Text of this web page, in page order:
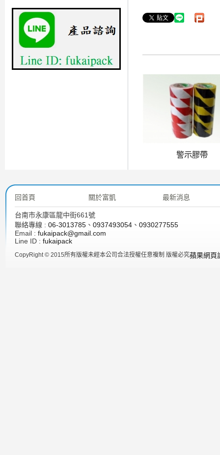
警示膠帶
回首頁 關於富凱 最新消息
台南市永康區龍中街661號
聯絡專線 : 06-3013785 、 0937493054 、 0930277555
Email : fukaipack@gmail.com
Line ID : fukaipack
CopyRight © 2015所有版權未經本公司合法授權任意複制 版權必究蘋果網頁